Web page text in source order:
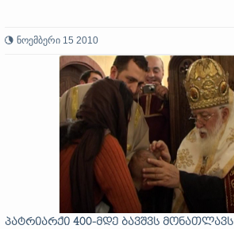
ნოემბერი 15 2010
პატრიარქი 400-მდე ბავშვს მონათლავს